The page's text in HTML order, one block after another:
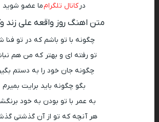
در کانال تلگرامما عضو شوید
متن اهنگ روز واقعه علی زند
چگونه با تو باشم که در تو فنا
تو رفته ای و بهتر که من هم
چگونه جان خود را به دستم
بگو چگونه باید برایت بمیرم
به عمر با تو بودن به خود
هر آنچه که تو از آن گذشتی